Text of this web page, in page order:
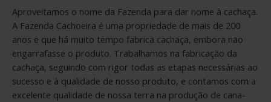
Aproveitamos o nome da Fazenda para dar nome à cachaça.
A Fazenda Cachoeira é uma propriedade de mais de 200
anos e que há muito tempo fabrica cachaça, embora não
engarrafasse o produto. Trabalhamos na fabricação da
cachaça, seguindo com rigor todas as etapas necessárias ao
sucesso e à qualidade de nosso produto, e contamos com a
excelente qualidade de nossa terra na produção de cana-